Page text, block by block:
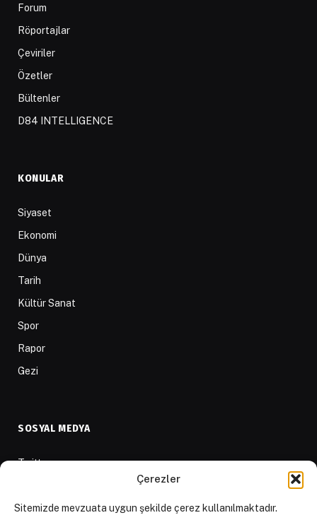
Çerezler
Sitemizde mevzuata uygun şekilde çerez kullanılmaktadır.
Forum
Röportajlar
Çeviriler
Özetler
Bültenler
D84 INTELLIGENCE
KONULAR
Siyaset
Ekonomi
Dünya
Tarih
Kültür Sanat
Spor
Rapor
Gezi
SOSYAL MEDYA
Twitter
Instagram